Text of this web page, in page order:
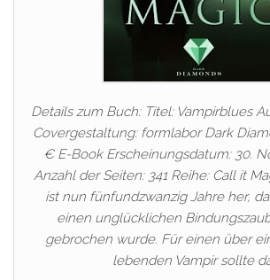
Details zum Buch: Titel: Vampirblues
Covergestaltung: formlabor Dark
€ E-Book Erscheinungsdatum: 30.
Anzahl der Seiten: 341 Reihe: Call it
ist nun fünfundzwanzig Jahre her,
einen unglücklichen
gebrochen wurde. Für einen über
lebenden Vampir sollte